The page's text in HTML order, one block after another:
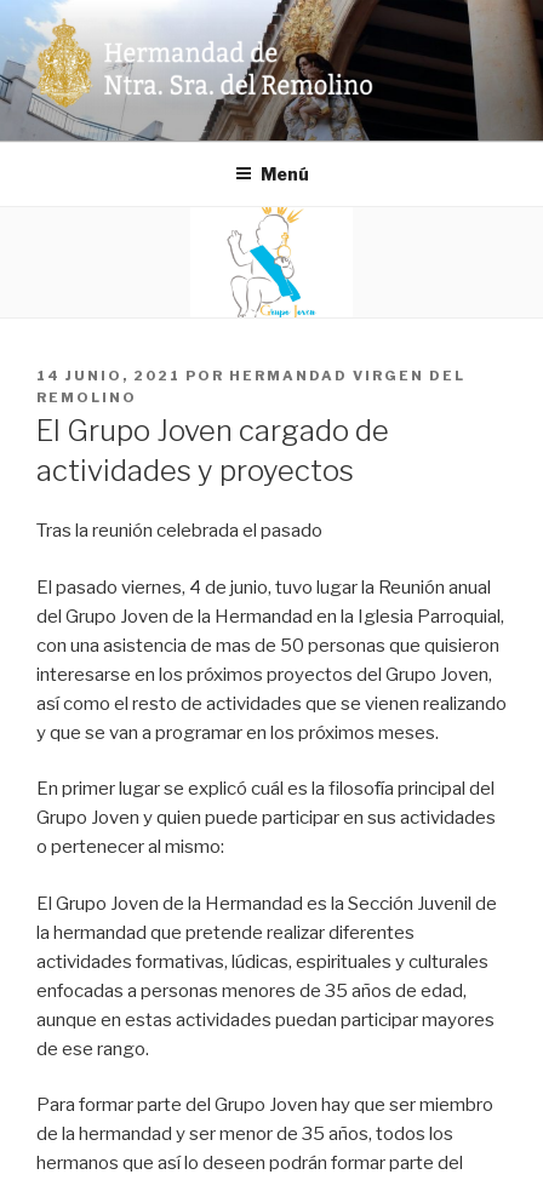
contenido
HERMANDAD DE NTRA. SRA.
DEL REMOLINO
Menú
PUBLICADO
EN
14 JUNIO, 2021 POR HERMANDAD VIRGEN DEL
REMOLINO
El Grupo Joven cargado de
actividades y proyectos
Tras la reunión celebrada el pasado
El pasado viernes, 4 de junio, tuvo lugar la Reunión anual
del Grupo Joven de la Hermandad en la Iglesia Parroquial,
con una asistencia de mas de 50 personas que quisieron
interesarse en los próximos proyectos del Grupo Joven,
así como el resto de actividades que se vienen realizando
y que se van a programar en los próximos meses.
En primer lugar se explicó cuál es la filosofía principal del
Grupo Joven y quien puede participar en sus actividades
o pertenecer al mismo:
El Grupo Joven de la Hermandad es la Sección Juvenil de
la hermandad que pretende realizar diferentes
actividades formativas, lúdicas, espirituales y culturales
enfocadas a personas menores de 35 años de edad,
aunque en estas actividades puedan participar mayores
de ese rango.
Para formar parte del Grupo Joven hay que ser miembro
de la hermandad y ser menor de 35 años, todos los
hermanos que así lo deseen podrán formar parte del